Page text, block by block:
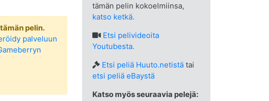
pelin.
palveluun
tämän pelin kokoelmiinsa,
katso ketkä.
Etsi pelivideoita
Youtubesta.
Etsi peliä Huuto.netistätai
etsi peliä eBaystä
Katso myös seuraavia pelejä: